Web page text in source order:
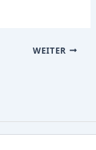
WEITER